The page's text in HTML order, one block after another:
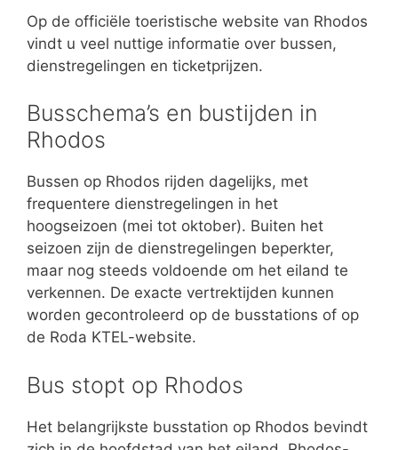
Op de officiële toeristische website van Rhodos
vindt u veel nuttige informatie over bussen,
dienstregelingen en ticketprijzen.
Busschema’s en bustijden in
Rhodos
Bussen op Rhodos rijden dagelijks, met
frequentere dienstregelingen in het
hoogseizoen (mei tot oktober). Buiten het
seizoen zijn de dienstregelingen beperkter,
maar nog steeds voldoende om het eiland te
verkennen. De exacte vertrektijden kunnen
worden gecontroleerd op de busstations of op
de Roda KTEL-website.
Bus stopt op Rhodos
Het belangrijkste busstation op Rhodos bevindt